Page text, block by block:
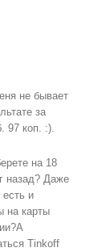
не бывает
за
97 коп. :).
на 18
назад? Даже
и
на карты
Tinkoff